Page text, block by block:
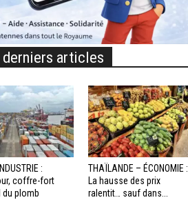
derniers articles
:
coffre-fort
plomb
THAÏLANDE – ÉCONOMIE :
La hausse des prix
ralentit… sauf dans...